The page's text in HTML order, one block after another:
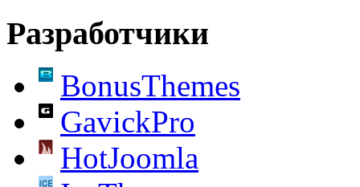
Разработчики
BonusThemes
GavickPro
HotJoomla